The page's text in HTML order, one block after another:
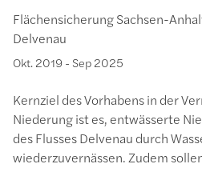
Flächensicherung Sachsen-
Delvenau
Okt. 2019 - Sep 2025
Kernziel des Vorhabens in der
Niederung ist es, entwässerte
des Flusses Delvenau durch
wiederzuvernässen. Zudem